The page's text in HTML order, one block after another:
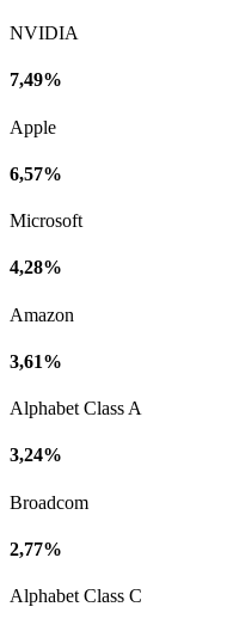
NVIDIA
7,49%
Apple
6,57%
Microsoft
4,28%
Amazon
3,61%
Alphabet Class A
3,24%
Broadcom
2,77%
Alphabet Class C